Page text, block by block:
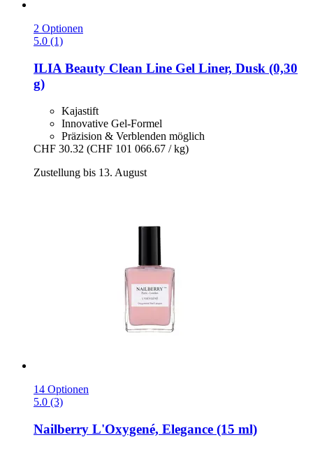
2 Optionen
5.0 (1)
ILIA Beauty Clean Line Gel Liner, Dusk (0,30
g)
Kajastift
Innovative Gel-Formel
Präzision & Verblenden möglich
CHF 30.32 (CHF 101 066.67 / kg)
Zustellung bis 13. August
14 Optionen
5.0 (3)
Nailberry L'Oxygené, Elegance (15 ml)